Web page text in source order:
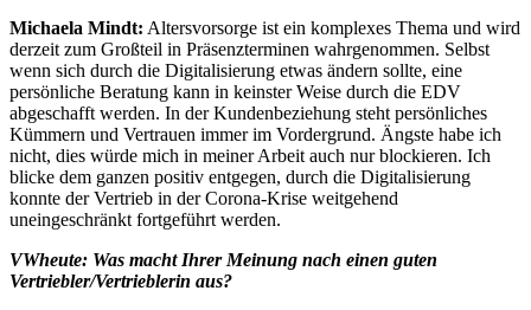
Michaela Mindt: Altersvorsorge ist ein komplexes Thema und wird
derzeit zum Großteil in Präsenzterminen wahrgenommen. Selbst
wenn sich durch die Digitalisierung etwas ändern sollte, eine
persönliche Beratung kann in keinster Weise durch die EDV
abgeschafft werden. In der Kundenbeziehung steht persönliches
Kümmern und Vertrauen immer im Vordergrund. Ängste habe ich
nicht, dies würde mich in meiner Arbeit auch nur blockieren. Ich
blicke dem ganzen positiv entgegen, durch die Digitalisierung
konnte der Vertrieb in der Corona-Krise weitgehend
uneingeschränkt fortgeführt werden.
VWheute: Was macht Ihrer Meinung nach einen guten
Vertriebler/Vertrieblerin aus?